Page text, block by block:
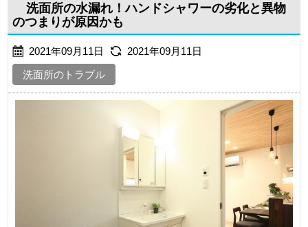
洗面所の水漏れ！ハンドシャワーの劣化と異物
のつまりが原因かも
2021年09月11日
2021年09月11日
洗面所のトラブル